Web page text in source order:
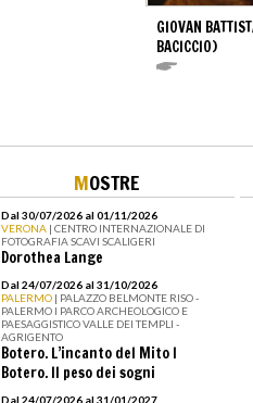
GIOVAN
BACICCIO)
MOSTRE
Dal 30/07/2026 al 01/11/2026
VERONA | CENTRO INTERNAZIONALE DI
FOTOGRAFIA SCAVI SCALIGERI
Dorothea Lange
Dal 24/07/2026 al 31/10/2026
PALERMO | PALAZZO BELMONTE RISO -
PALERMO I PARCO ARCHEOLOGICO E
PAESAGGISTICO VALLE DEI TEMPLI -
AGRIGENTO
Botero. L’incanto del Mito I
Botero. Il peso dei sogni
Dal 24/07/2026 al 31/01/2027